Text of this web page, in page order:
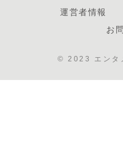
運営者情報
お
© 2023 エンタ